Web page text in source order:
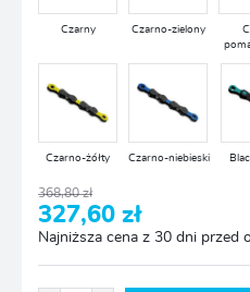
Czarny Czarno-zielony
Czarno-żółty Czarno-niebieski
368,80 zł
327,60 zł
Najniższa cena z 30 dni przed